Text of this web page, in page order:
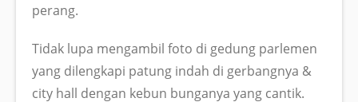
perang.
Tidak lupa mengambil foto di gedung parlemen
yang dilengkapi patung indah di gerbangnya &
city hall dengan kebun bunganya yang cantik.